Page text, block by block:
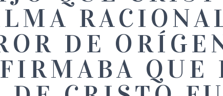
DE
QUE